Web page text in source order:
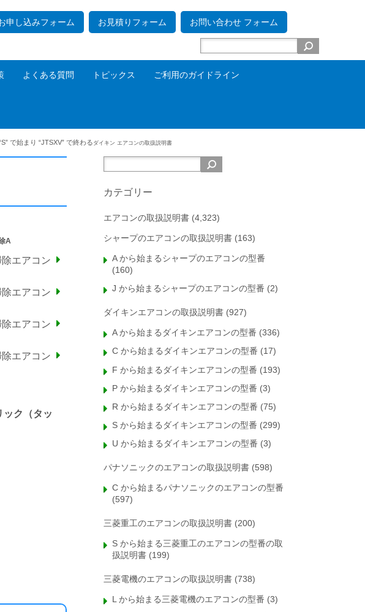
申し込みフォーム お見積りフォーム お問い合わせ フォーム
よくある質問 トピックス ご利用のガイドライン
で始まり “JTSXV” で終わる ダイキン エアコンの取扱説明書
A
エアコン
エアコン
エアコン
エアコン
ック（タッ
カテゴリー
エアコンの取扱説明書 (4,323)
シャープのエアコンの取扱説明書 (163)
A から始まるシャープのエアコンの型番
(160)
J から始まるシャープのエアコンの型番 (2)
ダイキンエアコンの取扱説明書 (927)
A から始まるダイキンエアコンの型番 (336)
C から始まるダイキンエアコンの型番 (17)
F から始まるダイキンエアコンの型番 (193)
P から始まるダイキンエアコンの型番 (3)
R から始まるダイキンエアコンの型番 (75)
S から始まるダイキンエアコンの型番 (299)
U から始まるダイキンエアコンの型番 (3)
パナソニックのエアコンの取扱説明書 (598)
C から始まるパナソニックのエアコンの型番
(597)
三菱重工のエアコンの取扱説明書 (200)
S から始まる三菱重工のエアコンの型番の取
扱説明書 (199)
三菱電機のエアコンの取扱説明書 (738)
L から始まる三菱電機のエアコンの型番 (3)